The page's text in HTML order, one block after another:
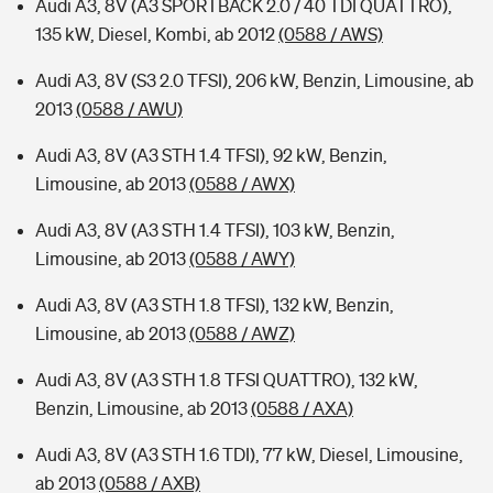
Audi A3, 8V (A3 SPORTBACK 2.0 / 40 TDI QUATTRO),
135 kW, Diesel, Kombi, ab 2012(0588 / AWS)
Audi A3, 8V (S3 2.0 TFSI), 206 kW, Benzin, Limousine, ab
2013(0588 / AWU)
Audi A3, 8V (A3 STH 1.4 TFSI), 92 kW, Benzin,
Limousine, ab 2013(0588 / AWX)
Audi A3, 8V (A3 STH 1.4 TFSI), 103 kW, Benzin,
Limousine, ab 2013(0588 / AWY)
Audi A3, 8V (A3 STH 1.8 TFSI), 132 kW, Benzin,
Limousine, ab 2013(0588 / AWZ)
Audi A3, 8V (A3 STH 1.8 TFSI QUATTRO), 132 kW,
Benzin, Limousine, ab 2013(0588 / AXA)
Audi A3, 8V (A3 STH 1.6 TDI), 77 kW, Diesel, Limousine,
ab 2013(0588 / AXB)